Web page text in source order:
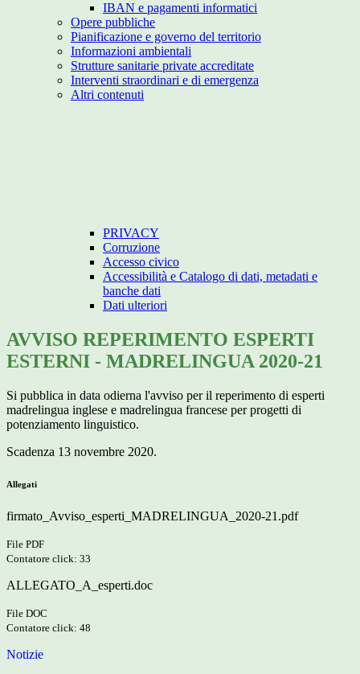
IBAN e pagamenti informatici
Opere pubbliche
Pianificazione e governo del territorio
Informazioni ambientali
Strutture sanitarie private accreditate
Interventi straordinari e di emergenza
Altri contenuti
PRIVACY
Corruzione
Accesso civico
Accessibilità e Catalogo di dati, metadati e
banche dati
Dati ulteriori
AVVISO REPERIMENTO ESPERTI
ESTERNI - MADRELINGUA 2020-21
Si pubblica in data odierna l'avviso per il reperimento di esperti
madrelingua inglese e madrelingua francese per progetti di
potenziamento linguistico.
Scadenza 13 novembre 2020.
Allegati
firmato_Avviso_esperti_MADRELINGUA_2020-21.pdf
File PDF
Contatore click: 33
ALLEGATO_A_esperti.doc
File DOC
Contatore click: 48
Notizie